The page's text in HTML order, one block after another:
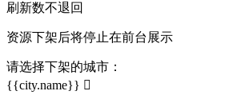
刷新数不退回
资源下架后将停止在前台展示
请选择下架的城市：
{{city.name}} 